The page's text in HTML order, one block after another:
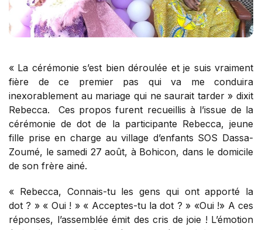
« La cérémonie s’est bien déroulée et je suis vraiment
fière de ce premier pas qui va me conduira
inexorablement au mariage qui ne saurait tarder » dixit
Rebecca. Ces propos furent recueillis à l’issue de la
cérémonie de dot de la participante Rebecca, jeune
fille prise en charge au village d’enfants SOS Dassa-
Zoumé, le samedi 27 août, à Bohicon, dans le domicile
de son frère ainé.
« Rebecca, Connais-tu les gens qui ont apporté la
dot ? » « Oui ! » « Acceptes-tu la dot ? » «Oui !» A ces
réponses, l’assemblée émit des cris de joie ! L’émotion